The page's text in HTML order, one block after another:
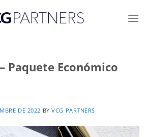
Paquete Económico
DE 2022 BYVCG PARTNERS